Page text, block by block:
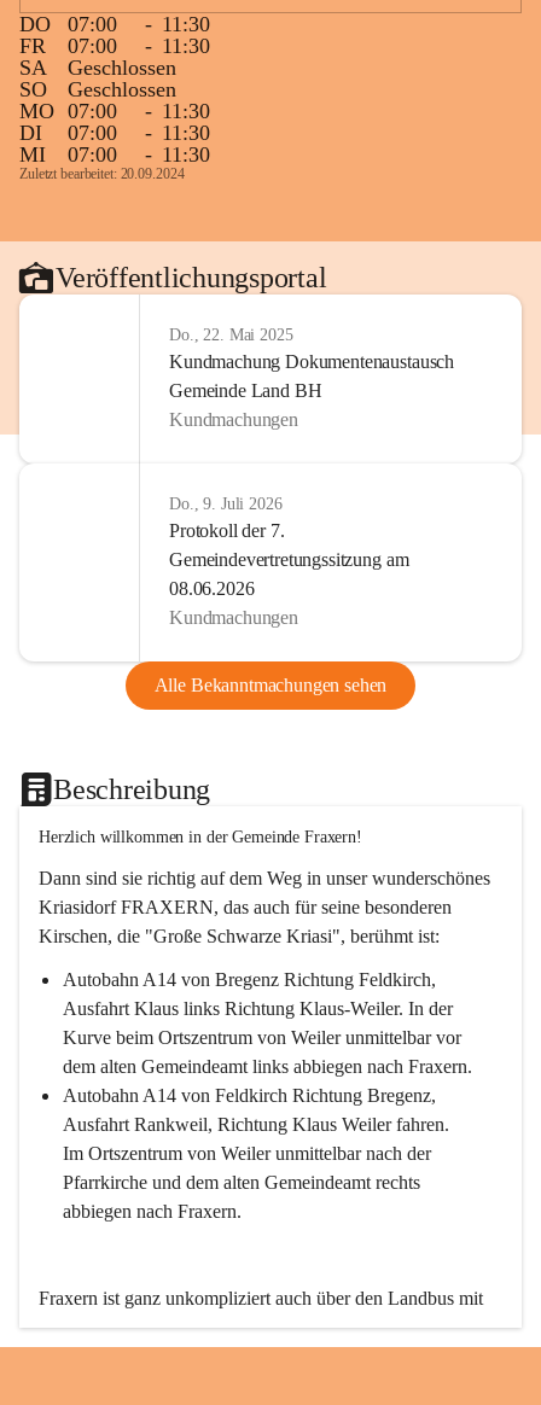
DO
07:00 - 11:30
FR
07:00 - 11:30
SA
Geschlossen
SO
Geschlossen
MO 07:00 - 11:30
DI
07:00 - 11:30
MI
07:00 - 11:30
Zuletzt bearbeitet: 20.09.2024
Veröffentlichungsportal
Do., 22. Mai 2025
Kundmachung Dokumentenaustausch
Gemeinde Land BH
Kundmachungen
Do., 9. Juli 2026
Protokoll der 7.
Gemeindevertretungssitzung am
08.06.2026
Kundmachungen
Alle Bekanntmachungen sehen
Beschreibung
Herzlich willkommen in der Gemeinde Fraxern!
Dann sind sie richtig auf dem Weg in unser wunderschönes
Kriasidorf FRAXERN, das auch für seine besonderen
Kirschen, die "Große Schwarze Kriasi", berühmt ist:
Autobahn A14 von Bregenz Richtung Feldkirch,
Ausfahrt Klaus links Richtung Klaus-Weiler. In der
Kurve beim Ortszentrum von Weiler unmittelbar vor
dem alten Gemeindeamt links abbiegen nach Fraxern.
Autobahn A14 von Feldkirch Richtung Bregenz,
Ausfahrt Rankweil, Richtung Klaus Weiler fahren.
Im Ortszentrum von Weiler unmittelbar nach der
Pfarrkirche und dem alten Gemeindeamt rechts
abbiegen nach Fraxern.
Fraxern ist ganz unkompliziert auch über den Landbus mit
den öffentlichen Verkehrsmitteln zu erreichen. Die Linie